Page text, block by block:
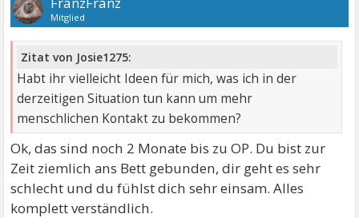
Mitglied
Zitat von Josie1275:
Habt ihr vielleicht Ideen für mich, was ich in der
derzeitigen Situation tun kann um mehr
menschlichen Kontakt zu bekommen?
Ok, das sind noch 2 Monate bis zu OP. Du bist zur
Zeit ziemlich ans Bett gebunden, dir geht es sehr
schlecht und du fühlst dich sehr einsam. Alles
komplett verständlich.